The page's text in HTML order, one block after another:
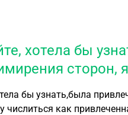
хотела бы
сторон,
бы узнать,была
числиться как